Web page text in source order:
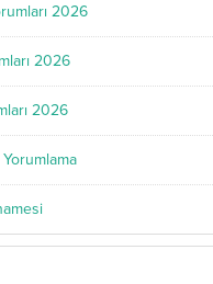
2026
2026
2026